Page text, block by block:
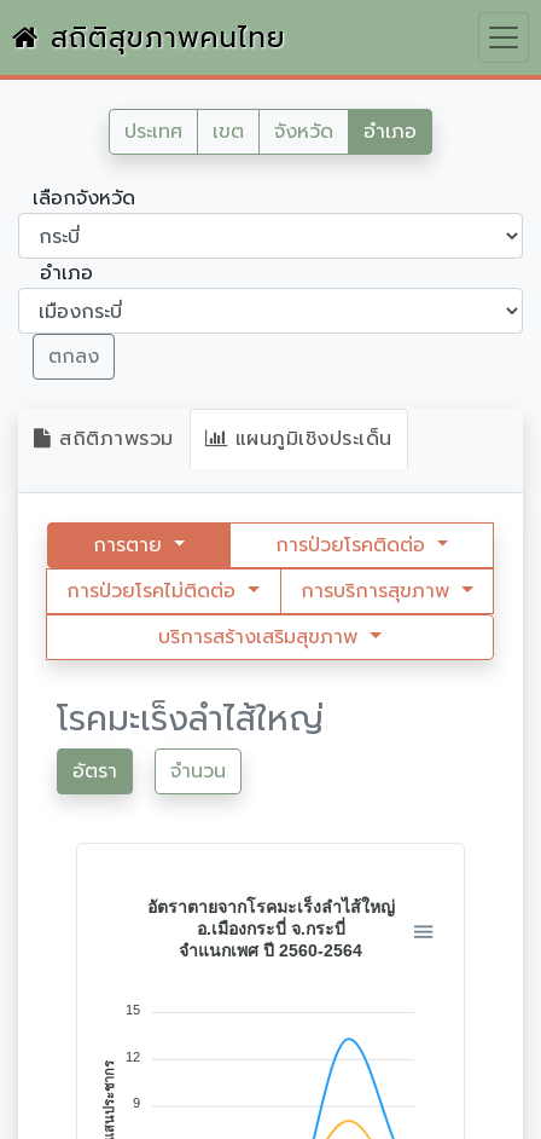
สถิติสุขภาพคนไทย
ประเทศ เขต จังหวัด อำเภอ
เลือกจังหวัด
อำเภอ
ตกลง
สถิติภาพรวม แผนภูมิเชิงประเด็น
การตาย
การป่วยโรคติดต่อ
การป่วยโรคไม่ติดต่อ
การบริการสุขภาพ
บริการสร้างเสริมสุขภาพ
โรคมะเร็งลำไส้ใหญ่
อัตรา จำนวน